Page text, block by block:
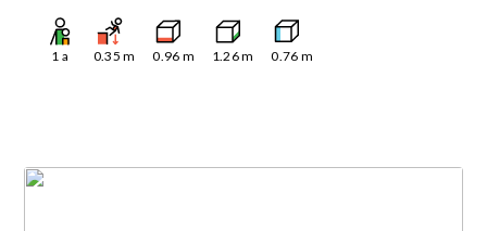
1 a 0.35 m 0.96 m 1.26m 0.76 m